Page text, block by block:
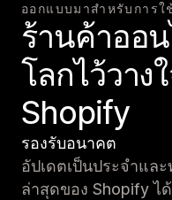
ออกแบบมาสำหรับการ
ร้านค้าออ
โลกไว้วาง
Shopify
รองรับอนาคต
อัปเดตเป็นประจำแล
ล่าสุดของ Shopify ไ